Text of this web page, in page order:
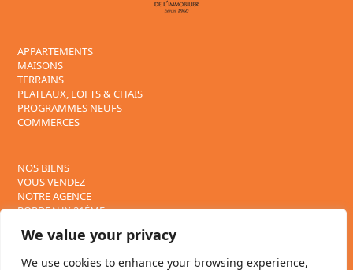
We value your privacy
We use cookies to enhance your browsing experience,
APPARTEMENTS
MAISONS
TERRAINS
PLATEAUX, LOFTS & CHAIS
PROGRAMMES NEUFS
COMMERCES
NOS BIENS
VOUS VENDEZ
NOTRE AGENCE
BORDEAUX 21ÈME